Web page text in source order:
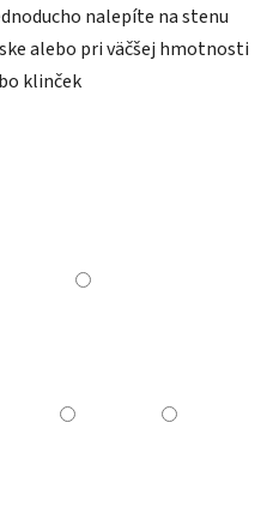
nalepíte na stenu
alebo pri väčšej hmotnosti
klinček